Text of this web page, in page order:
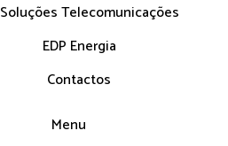
Soluções Telecomunicações
EDP Energia
Contactos
Menu